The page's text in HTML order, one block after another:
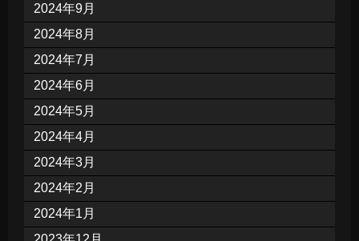
2024年9月
2024年8月
2024年7月
2024年6月
2024年5月
2024年4月
2024年3月
2024年2月
2024年1月